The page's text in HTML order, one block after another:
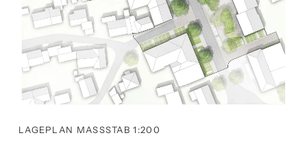
LAGEPLAN MASSSTAB 1:200